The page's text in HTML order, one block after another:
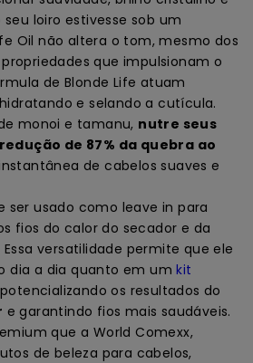
loiro estivesse sob um
Oil não altera o tom, mesmo dos
que impulsionam o
de Blonde Life atuam
e selando a cutícula.
monoi e tamanu, nutre seus
de 87% da quebra ao
de cabelos suaves e
ser usado como leave in para
fios do calor do secador e da
versatilidade permite que ele
dia a dia quanto em umkit
os resultados do
e garantindo fios mais saudáveis.
que a World Comexx,
de beleza para cabelos,